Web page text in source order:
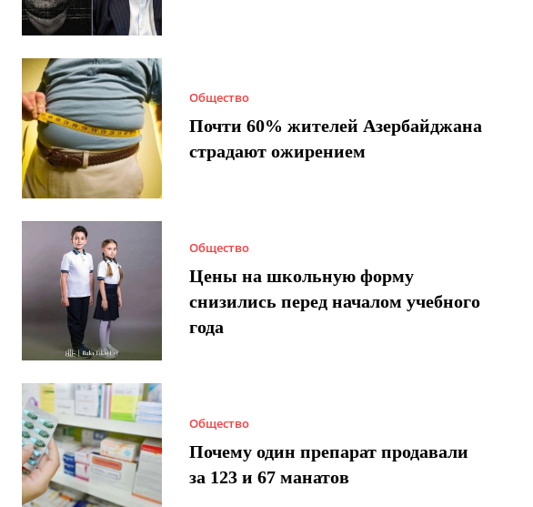
Общество
Почти 60% жителей Азербайджана
страдают ожирением
Общество
Цены на школьную форму
снизились перед началом учебного
года
Общество
Почему один препарат продавали
за 123 и 67 манатов